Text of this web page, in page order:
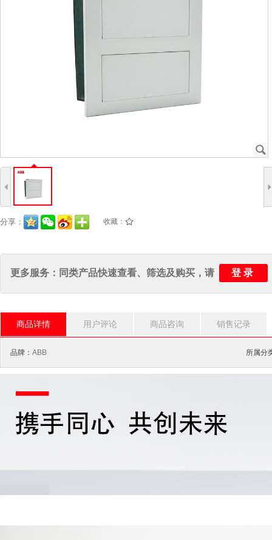
J
4
分享： 收藏： /
更多服务：同类产品快速查看、筛选及购买，请 登录
商品详情 用户评论 商品咨询 销售记录
品牌： ABB 所属分